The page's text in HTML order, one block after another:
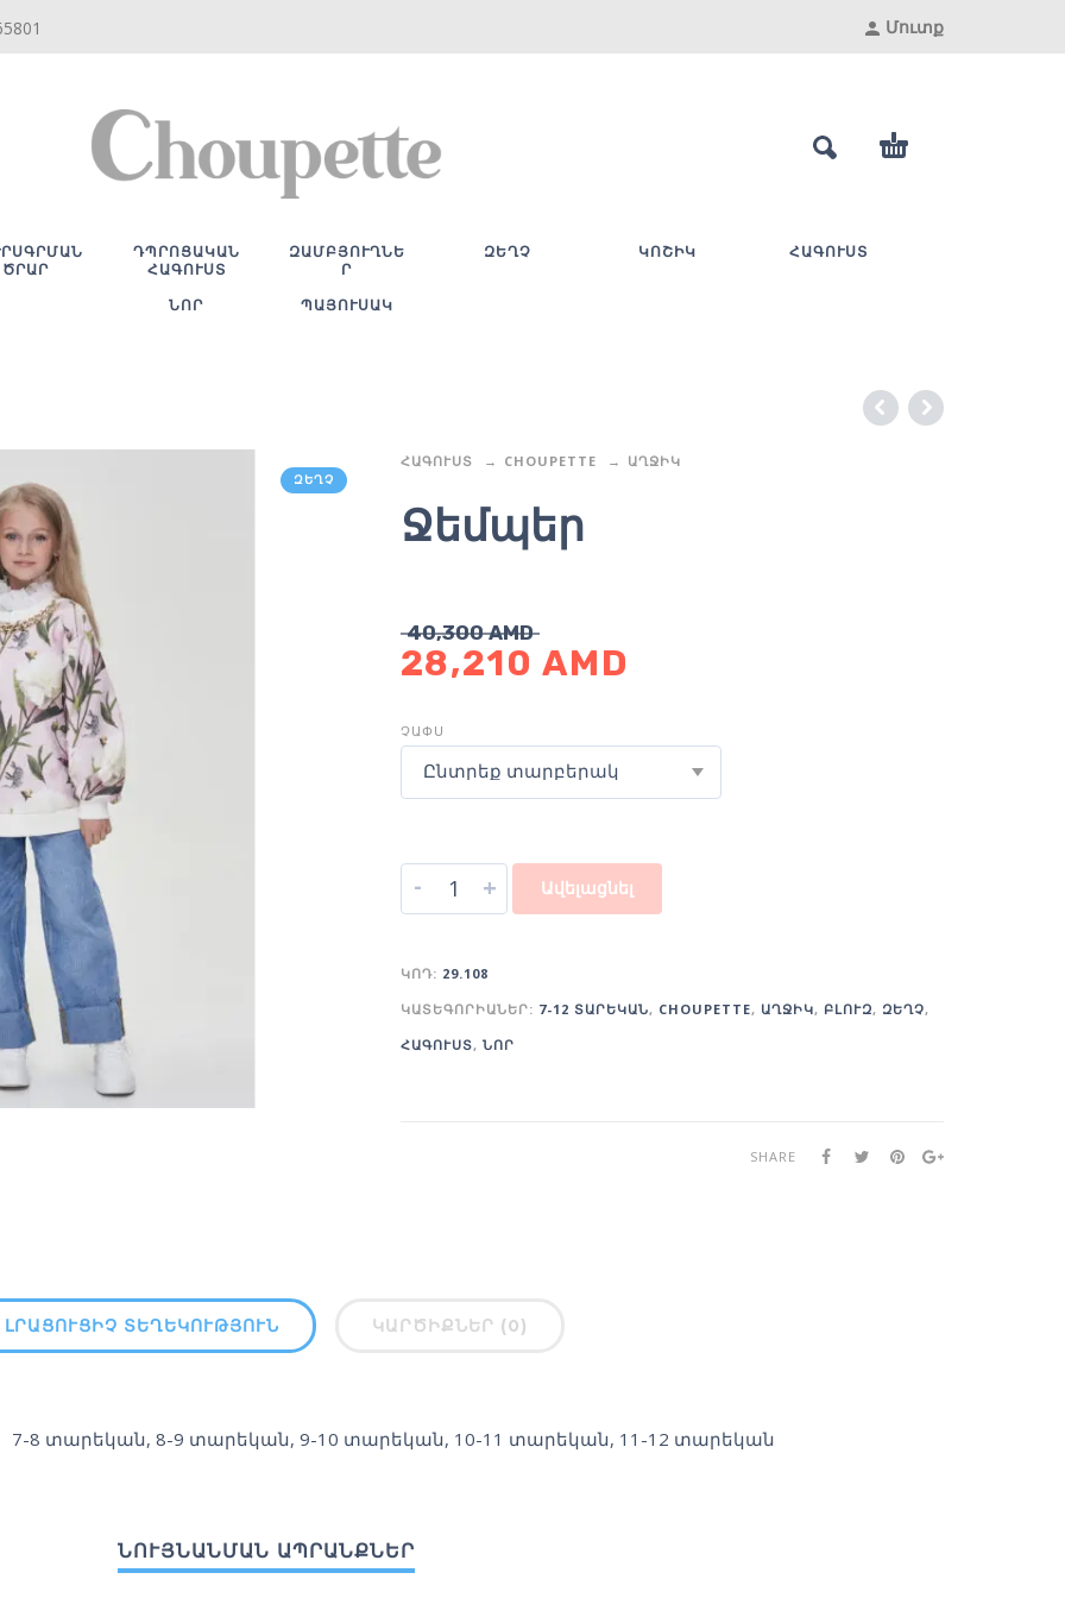
Մուտք
ԾՐԱՐ
ԴՊՐՈՑԱԿԱՆ
ՀԱԳՈՒՍՏ
ԶԱՄԲՅՈՒՂՆԵ
Ր
ԶԵՂՉ ԿՈՇԻԿ ՀԱԳՈՒՍՏ
ՆՈՐ ՊԱՅՈՒՍԱԿ
ԶԵՂՉ
ՀԱԳՈՒՍՏ CHOUPETTE ԱՂՋԻԿ
Ջեմպեր
40,300AMD
28,210AMD
ՉԱՓՍ
Ընտրեք տարբերակ
- + Ավելացնել
ԿՈԴ: 29.108
ԿԱՏԵԳՈՐԻԱՆԵՐ: 7-12 ՏԱՐԵԿԱՆ, CHOUPETTE, ԱՂՋԻԿ, ԲԼՈՒԶ, ԶԵՂՉ,
ՀԱԳՈՒՍՏ, ՆՈՐ
SHARE
ԼՐԱՑՈՒՑԻՉ ՏԵՂԵԿՈՒԹՅՈՒՆ ԿԱՐԾԻՔՆԵՐ (0)
7-8 տարեկան, 8-9 տարեկան, 9-10 տարեկան, 10-11 տարեկան, 11-12 տարեկան
ՆՈՒՅՆԱՆՄԱՆ ԱՊՐԱՆՔՆԵՐ